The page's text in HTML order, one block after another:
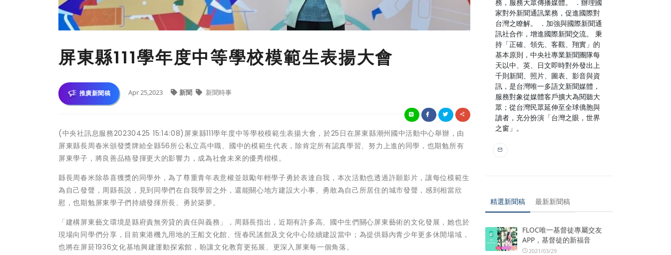
屏東縣111學年度中等學校模範生表揚大會
推廣新聞稿 Apr 25,2023 新聞 新聞時事
(中央社訊息服務20230425 15:14:08)屏東縣111學年度中等學校模範生表揚大會，於25日在屏東縣潮州國中活動中心舉辦，由
屏東縣長周春米頒發獎牌給全縣56所公私立高中職、國中的模範生代表，除肯定所有認真學習、努力上進的同學，也期勉所有
屏東學子，將良善品格發揮更大的影響力，成為社會未來的優秀楷模。
縣長周春米除恭喜獲獎的同學外，為了尊重青年表意權並鼓勵年輕學子勇於表達自我，本次活動也透過許願影片，讓每位模範生
為自己發聲，周縣長說，見到同學們在自我學習之外，還能關心地方建設大小事、勇敢為自己所居住的城市發聲，感到相當欣
慰，也期勉屏東學子們持續發揮所長、勇於築夢。
「建構屏東藝文環境是縣府責無旁貸的責任與義務」，周縣長指出，近期有許多高、國中生們關心屏東藝術的文化發展，她也於
現場向同學們分享，目前東港機九用地的王船文化館、恆春民謠館及文化中心陸續建設當中；為提供縣內青少年更多休閒場域，
也將在屏菸1936文化基地興建運動探索館，盼讓文化教育更拓展、更深入屏東每一個角落。
務，服務大眾傳播媒體。 ．辦理國
家對外新聞通訊業務，促進國際對
台灣之瞭解。 ．加強與國際新聞通
訊社合作，增進國際新聞交流。 秉
持「正確、領先、客觀、翔實」的
基本原則，中央社專業新聞團隊每
天以中、英、日文即時對外發出上
千則新聞、照片、圖表、影音與資
訊，是台灣唯一多語文新聞媒體，
服務對象從媒體客戶擴大為閱聽大
眾；從台灣民眾延伸至全球僑胞與
讀者，充分扮演「台灣之眼，世界
之窗」。
精選新聞稿 最新新聞稿
FLOC唯一基督徒專屬交友
APP，基督徒的新福音
2021/03/29